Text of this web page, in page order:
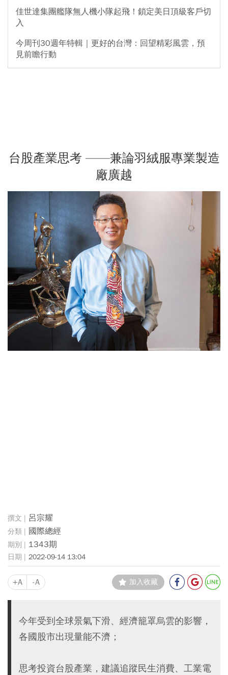
佳世達集團艦隊無人機小隊起飛！鎖定美日頂級客戶切
入
今周刊30週年特輯｜更好的台灣：回望精彩風雲，預
見前瞻行動
台股產業思考 ——兼論羽絨服專業製造
廠廣越
呂宗耀
國際總經
1343期
2022-09-14 13:04
+A -A 加入收藏
今年受到全球景氣下滑、經濟籠罩烏雲的影響，
各國股市出現量能不濟；
思考投資台股產業，建議追蹤民生消費、工業電